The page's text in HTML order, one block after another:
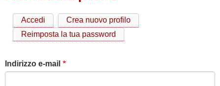
Schede
primarie
Accedi
Crea nuovo profilo
Reimposta la tua password
Indirizzo e-mail